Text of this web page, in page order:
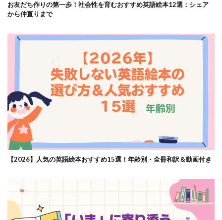
お友だち作りの第一歩！社会性を育むおすすめ英語絵本12選：シェア
から仲直りまで
【2026】人気の英語絵本おすすめ15選！年齢別・全冊和訳＆動画付き